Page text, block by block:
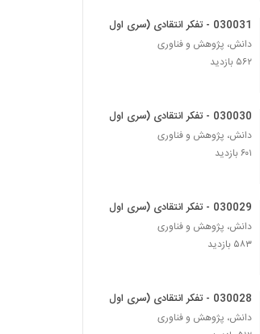
030031 - تفکر انتقادی (سری اول)
دانش، پژوهش و فناوری
۵۶۲ بازدید
030030 - تفکر انتقادی (سری اول)
دانش، پژوهش و فناوری
۶۰۱ بازدید
030029 - تفکر انتقادی (سری اول)
دانش، پژوهش و فناوری
۵۸۳ بازدید
030028 - تفکر انتقادی (سری اول)
دانش، پژوهش و فناوری